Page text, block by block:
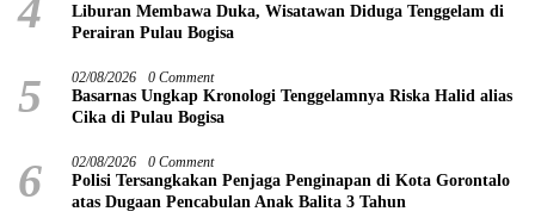
4
Liburan Membawa Duka, Wisatawan Diduga Tenggelam di
Perairan Pulau Bogisa
5 02/08/2026 0 Comment
Basarnas Ungkap Kronologi Tenggelamnya Riska Halid alias
Cika di Pulau Bogisa
6 02/08/2026 0 Comment
Polisi Tersangkakan Penjaga Penginapan di Kota Gorontalo
atas Dugaan Pencabulan Anak Balita 3 Tahun